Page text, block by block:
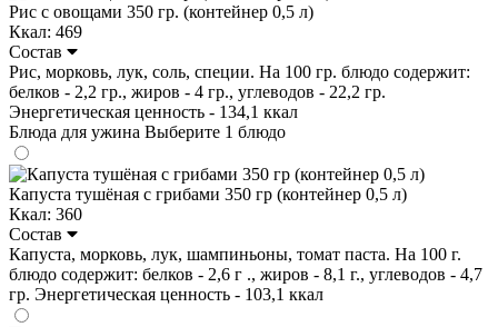
Рис с овощами 350 гр. (контейнер 0,5 л)
Ккал: 469
Состав
Рис, морковь, лук, соль, специи. На 100 гр. блюдо содержит:
белков - 2,2 гр., жиров - 4 гр., углеводов - 22,2 гр.
Энергетическая ценность - 134,1 ккал
Блюда для ужина Выберите 1 блюдо
Капуста тушёная с грибами 350 гр (контейнер 0,5 л)
Ккал: 360
Состав
Капуста, морковь, лук, шампиньоны, томат паста. На 100 г.
блюдо содержит: белков - 2,6 г ., жиров - 8,1 г., углеводов - 4,7
гр. Энергетическая ценность - 103,1 ккал